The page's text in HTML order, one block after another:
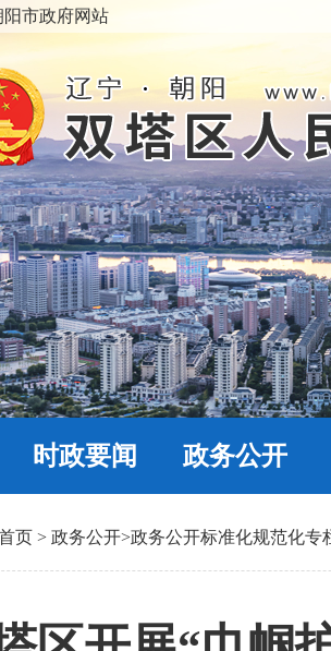
阳市政府网站
时政要闻 政务公开
页 > 政务公开>政务公开标准化规范化专